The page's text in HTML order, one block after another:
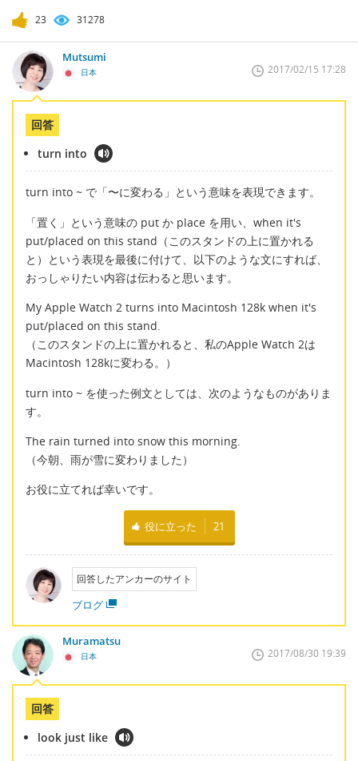
23 31278
Mutsumi
日本 2017/02/15 17:28
回答
turn into
turn into ~ で「〜に変わる」という意味を表現できます。
「置く」という意味の put か place を用い、when it's
put/placed on this stand（このスタンドの上に置かれる
と）という表現を最後に付けて、以下のような文にすれば、
おっしゃりたい内容は伝わると思います。
My Apple Watch 2 turns into Macintosh 128k when it's
put/placed on this stand.
（このスタンドの上に置かれると、私のApple Watch 2は
Macintosh 128kに変わる。）
turn into ~ を使った例文としては、次のようなものがありま
す。
The rain turned into snow this morning.
（今朝、雨が雪に変わりました）
お役に立てれば幸いです。
役に立った 21
回答したアンカーのサイト
ブログ
Muramatsu
日本 2017/08/30 19:39
回答
look just like